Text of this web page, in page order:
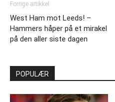
Forrige artikkel
West Ham mot Leeds! –
Hammers håper på et mirakel
på den aller siste dagen
POPULÆR